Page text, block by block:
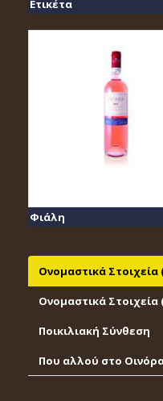
Ετικέτα
Φιάλη
Ονομαστικά Στοιχεία
Ονομαστικά Στοιχεία
Ποικιλιακή Σύνθεση
Που αλλού στο